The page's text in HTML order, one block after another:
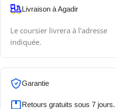
Livraison à Agadir
Le coursier livrera à l'adresse
indiquée.
Garantie
Retours gratuits sous 7 jours.